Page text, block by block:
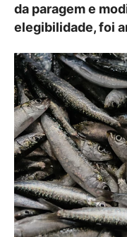
da paragem e
elegibilidade, foi